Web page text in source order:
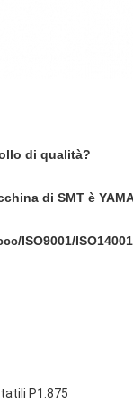
di qualità?
di SMT è
ISO9001/
P1.875